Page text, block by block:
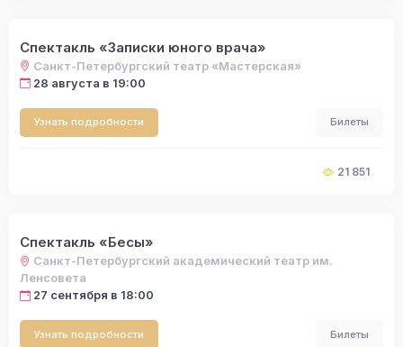
Спектакль «Записки юного врача»
Санкт-Петербургский театр «Мастерская»
28 августа в 19:00
Узнать подробности Билеты
21 851
Спектакль «Бесы»
Санкт-Петербургский академический театр им.
Ленсовета
27 сентября в 18:00
Узнать подробности Билеты